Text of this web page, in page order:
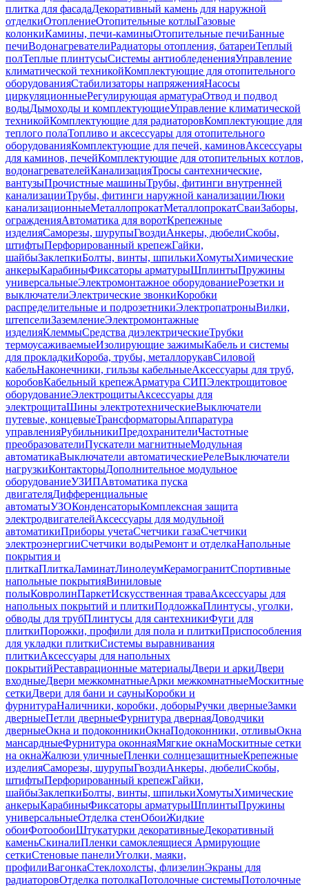
плитка для фасадаДекоративный камень для наружной
отделкиОтоплениеОтопительные котлыГазовые
колонкиКамины, печи-каминыОтопительные печиБанные
печиВодонагревателиРадиаторы отопления, батареиТеплый
полТеплые плинтусыСистемы антиобледененияУправление
климатической техникойКомплектующие для отопительного
оборудованияСтабилизаторы напряженияНасосы
циркуляционныеРегулирующая арматураОтвод и подвод
водыДымоходы и комплектующиеУправление климатической
техникойКомплектующие для радиаторовКомплектующие для
теплого полаТопливо и аксессуары для отопительного
оборудованияКомплектующие для печей, каминовАксессуары
для каминов, печейКомплектующие для отопительных котлов,
водонагревателейКанализацияТросы сантехнические,
вантузыПрочистные машиныТрубы, фитинги внутренней
канализацииТрубы, фитинги наружной канализацииЛюки
канализационныеМеталлопрокатМеталлопрокатСваиЗаборы,
огражденияАвтоматика для воротКрепежные
изделияСаморезы, шурупыГвоздиАнкеры, дюбелиСкобы,
штифтыПерфорированный крепежГайки,
шайбыЗаклепкиБолты, винты, шпилькиХомутыХимические
анкерыКарабиныФиксаторы арматурыШплинтыПружины
универсальныеЭлектромонтажное оборудованиеРозетки и
выключателиЭлектрические звонкиКоробки
распределительные и подрозетникиЭлектропатроныВилки,
штепселиЗаземлениеЭлектромонтажные
изделияКлеммыСредства диэлектрическиеТрубки
термоусаживаемыеИзолирующие зажимыКабель и системы
для прокладкиКороба, трубы, металлорукавСиловой
кабельНаконечники, гильзы кабельныеАксессуары для труб,
коробовКабельный крепежАрматура СИПЭлектрощитовое
оборудованиеЭлектрощитыАксессуары для
электрощитаШины электротехническиеВыключатели
путевые, концевыеТрансформаторыАппаратура
управленияРубильникиПредохранителиЧастотные
преобразователиПускатели магнитныеМодульная
автоматикаВыключатели автоматическиеРелеВыключатели
нагрузкиКонтакторыДополнительное модульное
оборудованиеУЗИПАвтоматика пуска
двигателяДифференциальные
автоматыУЗОКонденсаторыКомплексная защита
электродвигателейАксессуары для модульной
автоматикиПриборы учетаСчетчики газаСчетчики
электроэнергииСчетчики водыРемонт и отделкаНапольные
покрытия и
плиткаПлиткаЛаминатЛинолеумКерамогранитСпортивные
напольные покрытияВиниловые
полыКовролинПаркетИскусственная траваАксессуары для
напольных покрытий и плиткиПодложкаПлинтусы, уголки,
обводы для трубПлинтусы для сантехникиФуги для
плиткиПорожки, профили для пола и плиткиПриспособления
для укладки плиткиСистемы выравнивания
плиткиАксессуары для напольных
покрытийРеставрационные материалыДвери и аркиДвери
входныеДвери межкомнатныеАрки межкомнатныеМоскитные
сеткиДвери для бани и сауныКоробки и
фурнитураНаличники, коробки, доборыРучки дверныеЗамки
дверныеПетли дверныеФурнитура двернаяДоводчики
дверныеОкна и подоконникиОкнаПодоконники, отливыОкна
мансардныеФурнитура оконнаяМягкие окнаМоскитные сетки
на окнаЖалюзи уличныеПленки солнцезащитныеКрепежные
изделияСаморезы, шурупыГвоздиАнкеры, дюбелиСкобы,
штифтыПерфорированный крепежГайки,
шайбыЗаклепкиБолты, винты, шпилькиХомутыХимические
анкерыКарабиныФиксаторы арматурыШплинтыПружины
универсальныеОтделка стенОбоиЖидкие
обоиФотообоиШтукатурки декоративныеДекоративный
каменьСкиналиПленки самоклеящиеся Армирующие
сеткиСтеновые панелиУголки, маяки,
профилиВагонкаСтеклохолсты, флизелинЭкраны для
радиаторовОтделка потолкаПотолочные системыПотолочные